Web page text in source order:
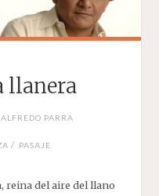
llanera
ALFREDO PARRA
/ PASAJE
reina del aire del llano